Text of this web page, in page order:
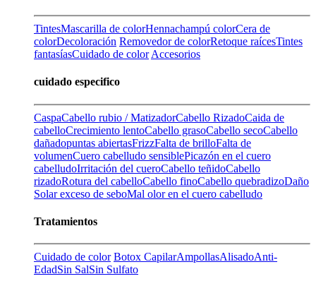
TintesMascarilla de colorHennachampú colorCera de
colorDecoloración Removedor de colorRetoque raícesTintes
fantasíasCuidado de color Accesorios
cuidado especifico
CaspaCabello rubio / MatizadorCabello RizadoCaida de
cabelloCrecimiento lentoCabello grasoCabello secoCabello
dañadopuntas abiertasFrizzFalta de brilloFalta de
volumenCuero cabelludo sensiblePicazón en el cuero
cabelludoIrritación del cueroCabello teñidoCabello
rizadoRotura del cabelloCabello finoCabello quebradizoDaño
Solarexceso de seboMal olor en el cuero cabelludo
Tratamientos
Cuidado de color Botox CapilarAmpollasAlisadoAnti-
EdadSin SalSin Sulfato